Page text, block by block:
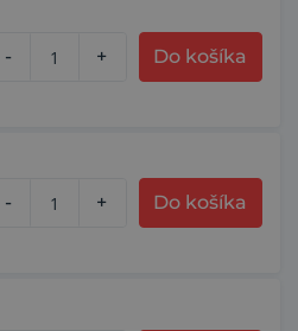
- + Do košíka
- + Do košíka